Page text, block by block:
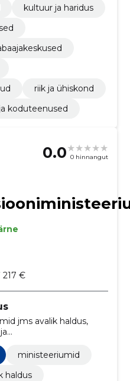
kultuur ja haridus
riik ja ühiskond
koduteenused
0.0 0 hinnangut
217 €
jms avalik haldus,
Infosüsteemid,
ning elluviimine,
Projekti ja kavandi
ministeeriumid
haldus